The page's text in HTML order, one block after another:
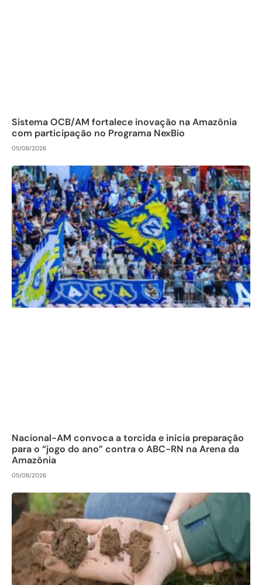
Sistema OCB/AM fortalece inovação na Amazônia
com participação no Programa NexBio
05/08/2026
Nacional-AM convoca a torcida e inicia preparação
para o “jogo do ano” contra o ABC-RN na Arena da
Amazônia
05/08/2026